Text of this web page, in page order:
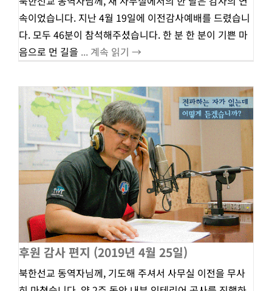
속이었습니다. 지난 4월 19일에 이전감사예배를 드렸습니
다. 모두 46분이 참석해주셨습니다. 한 분 한 분이 기쁜 마
음으로 먼 길을 ... 계속 읽기 →
후원 감사 편지 (2019년 4월 25일)
북한선교 동역자님께, 기도해 주셔서 사무실 이전을 무사